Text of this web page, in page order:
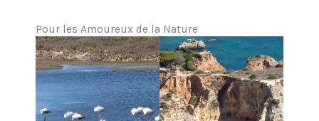
Pour les Amoureux de la Nature